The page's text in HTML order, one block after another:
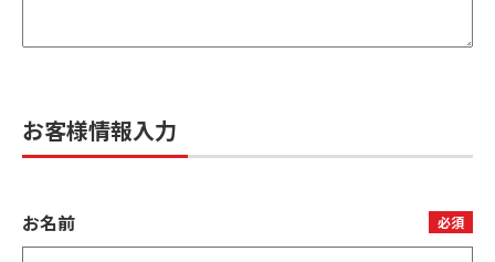
お客様情報入力
お名前 必須